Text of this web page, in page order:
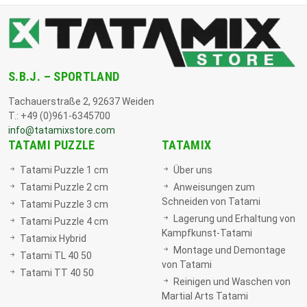
S.B.J. – SPORTLAND
Tachauerstraße 2, 92637 Weiden
T.: +49 (0)961-6345700
info@tatamixstore.com
TATAMI PUZZLE
Tatami Puzzle 1 cm
Tatami Puzzle 2 cm
Tatami Puzzle 3 cm
Tatami Puzzle 4 cm
Tatamix Hybrid
Tatami TL 40 50
Tatami TT 40 50
TATAMIX
Über uns
Anweisungen zum
Schneiden von Tatami
Lagerung und Erhaltung von
Kampfkunst-Tatami
Montage und Demontage
von Tatami
Reinigen und Waschen von
Martial Arts Tatami